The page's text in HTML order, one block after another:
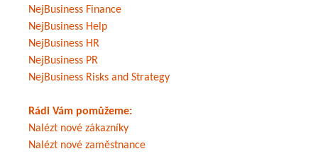
NejBusiness Finance
NejBusiness Help
NejBusiness HR
NejBusiness PR
NejBusiness Risks and Strategy
Rádi Vám pomůžeme:
Nalézt nové zákazníky
Nalézt nové zaměstnance